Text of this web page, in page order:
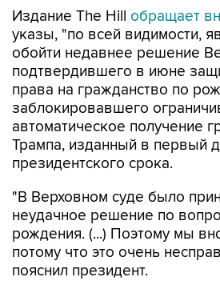
Издание The Hill обращает
указы, "по всей видимости,
обойти недавнее решение
подтвердившего в июне
права на гражданство по
заблокировавшего
автоматическое получение
Трампа, изданный в первый
президентского срока.
"В Верховном суде было
неудачное решение по
рождения. (...) Поэтому мы
потому что это очень
пояснил президент.